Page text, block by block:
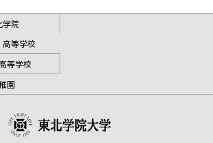
学院
高等学校
等学校
園